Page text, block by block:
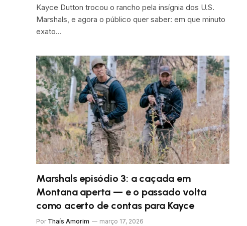
Kayce Dutton trocou o rancho pela insígnia dos U.S.
Marshals, e agora o público quer saber: em que minuto
exato…
Marshals episódio 3: a caçada em
Montana aperta — e o passado volta
como acerto de contas para Kayce
Por Thaís Amorim março 17, 2026